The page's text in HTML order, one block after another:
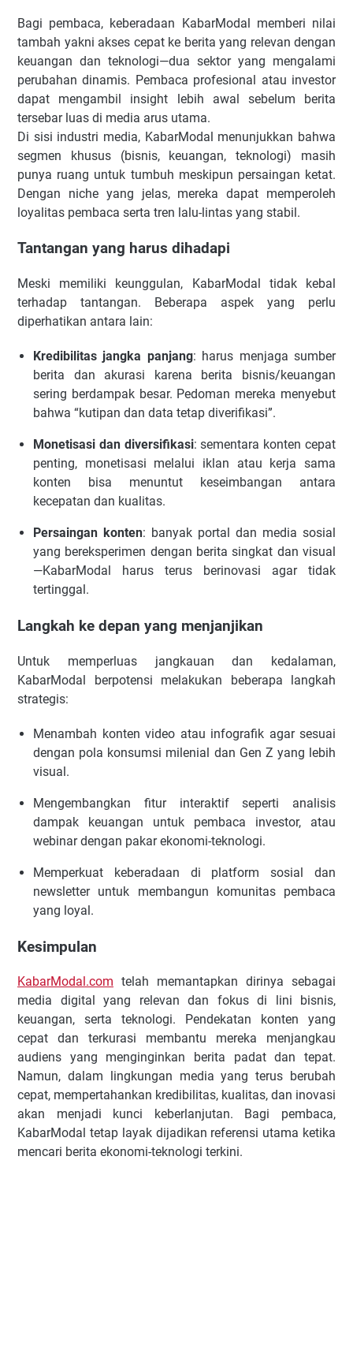
Bagi pembaca, keberadaan KabarModal memberi nilai
tambah yakni akses cepat ke berita yang relevan dengan
keuangan dan teknologi—dua sektor yang mengalami
perubahan dinamis. Pembaca profesional atau investor
dapat mengambil insight lebih awal sebelum berita
tersebar luas di media arus utama.
Di sisi industri media, KabarModal menunjukkan bahwa
segmen khusus (bisnis, keuangan, teknologi) masih
punya ruang untuk tumbuh meskipun persaingan ketat.
Dengan niche yang jelas, mereka dapat memperoleh
loyalitas pembaca serta tren lalu-lintas yang stabil.
Tantangan yang harus dihadapi
Meski memiliki keunggulan, KabarModal tidak kebal
terhadap tantangan. Beberapa aspek yang perlu
diperhatikan antara lain:
Kredibilitas jangka panjang: harus menjaga sumber
berita dan akurasi karena berita bisnis/keuangan
sering berdampak besar. Pedoman mereka menyebut
bahwa “kutipan dan data tetap diverifikasi”.
Monetisasi dan diversifikasi: sementara konten cepat
penting, monetisasi melalui iklan atau kerja sama
konten bisa menuntut keseimbangan antara
kecepatan dan kualitas.
Persaingan konten: banyak portal dan media sosial
yang bereksperimen dengan berita singkat dan visual
—KabarModal harus terus berinovasi agar tidak
tertinggal.
Langkah ke depan yang menjanjikan
Untuk memperluas jangkauan dan kedalaman,
KabarModal berpotensi melakukan beberapa langkah
strategis:
Menambah konten video atau infografik agar sesuai
dengan pola konsumsi milenial dan Gen Z yang lebih
visual.
Mengembangkan fitur interaktif seperti analisis
dampak keuangan untuk pembaca investor, atau
webinar dengan pakar ekonomi-teknologi.
Memperkuat keberadaan di platform sosial dan
newsletter untuk membangun komunitas pembaca
yang loyal.
Kesimpulan
KabarModal.com telah memantapkan dirinya sebagai
media digital yang relevan dan fokus di lini bisnis,
keuangan, serta teknologi. Pendekatan konten yang
cepat dan terkurasi membantu mereka menjangkau
audiens yang menginginkan berita padat dan tepat.
Namun, dalam lingkungan media yang terus berubah
cepat, mempertahankan kredibilitas, kualitas, dan inovasi
akan menjadi kunci keberlanjutan. Bagi pembaca,
KabarModal tetap layak dijadikan referensi utama ketika
mencari berita ekonomi-teknologi terkini.